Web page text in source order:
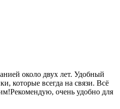
около двух лет. Удобный
которые всегда на связи. Всё
очень удобно для